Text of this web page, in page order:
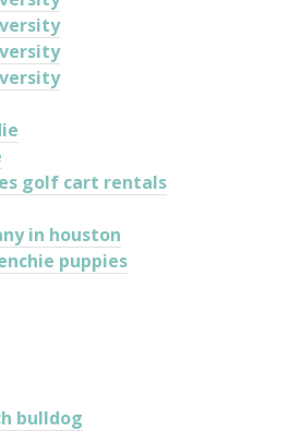
golf cart rentals
in houston
puppies
bulldog